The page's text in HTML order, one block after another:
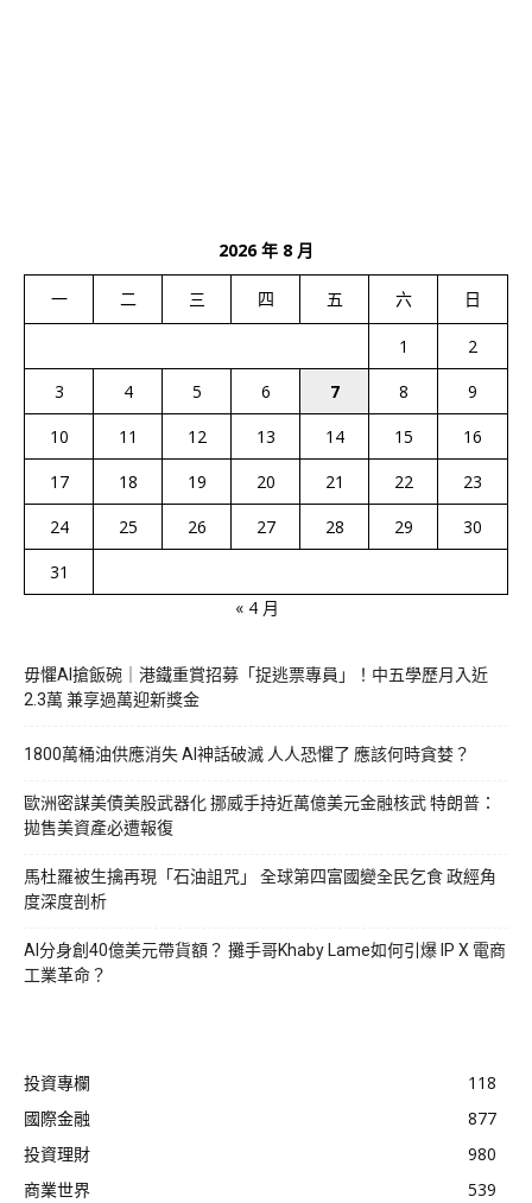
2026 年 8 月
一 二 三 四 五 六 日
1
2
3
4 5 6 7 8
9
10
11 12 13 14 15
16
17
18 19 20 21 22
23
24
25 26 27 28 29
30
31
« 4 月
毋懼AI搶飯碗｜港鐵重賞招募「捉逃票專員」！中五學歷月入近
2.3萬 兼享過萬迎新獎金
1800萬桶油供應消失 AI神話破滅 人人恐懼了 應該何時貪婪？
歐洲密謀美債美股武器化 挪威手持近萬億美元金融核武 特朗普：
拋售美資產必遭報復
馬杜羅被生擒再現「石油詛咒」 全球第四富國變全民乞食 政經角
度深度剖析
AI分身創40億美元帶貨額？ 攤手哥Khaby Lame如何引爆 IP X 電商
工業革命？
投資專欄
118
國際金融
877
投資理財
980
商業世界
539